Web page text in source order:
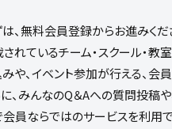
は、無料会員登録からお進みくだ
れているチーム・スクール・教
や、イベント参加が行える、会
、みんなのQ＆Aへの質問投稿
員ならではのサービスを利用で